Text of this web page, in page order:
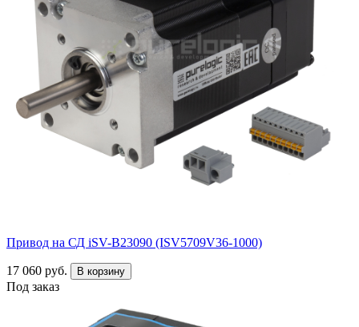
Привод на СД iSV-B23090 (ISV5709V36-1000)
17 060 руб. В корзину
Под заказ